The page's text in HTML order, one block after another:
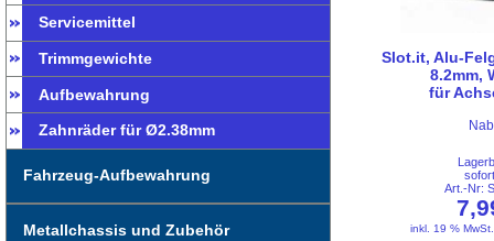
Servicemittel
Trimmgewichte
Aufbewahrung
Zahnräder für Ø2.38mm
Fahrzeug-Aufbewahrung
Metallchassis und Zubehör
Slot.it, Alu-
8.2mm,
für
Art.-Nr:
inkl. 19 %